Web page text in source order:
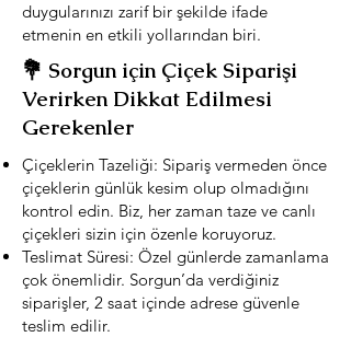
duygularınızı zarif bir şekilde ifade
etmenin en etkili yollarından biri.
💐 Sorgun için Çiçek Siparişi
Verirken Dikkat Edilmesi
Gerekenler
Çiçeklerin Tazeliği: Sipariş vermeden önce
çiçeklerin günlük kesim olup olmadığını
kontrol edin. Biz, her zaman taze ve canlı
çiçekleri sizin için özenle koruyoruz.
Teslimat Süresi: Özel günlerde zamanlama
çok önemlidir. Sorgun’da verdiğiniz
siparişler, 2 saat içinde adrese güvenle
teslim edilir.